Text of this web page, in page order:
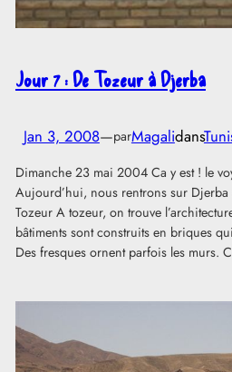
Jour 7 : De Tozeur à Djerba
Jan 3, 2008—parMagalidans
Dimanche 23 mai 2004 Ca y est ! le
Aujourd’hui, nous rentrons sur Djerba
Tozeur A tozeur, on trouve
bâtiments sont construits en briques
Des fresques ornent parfois les murs.